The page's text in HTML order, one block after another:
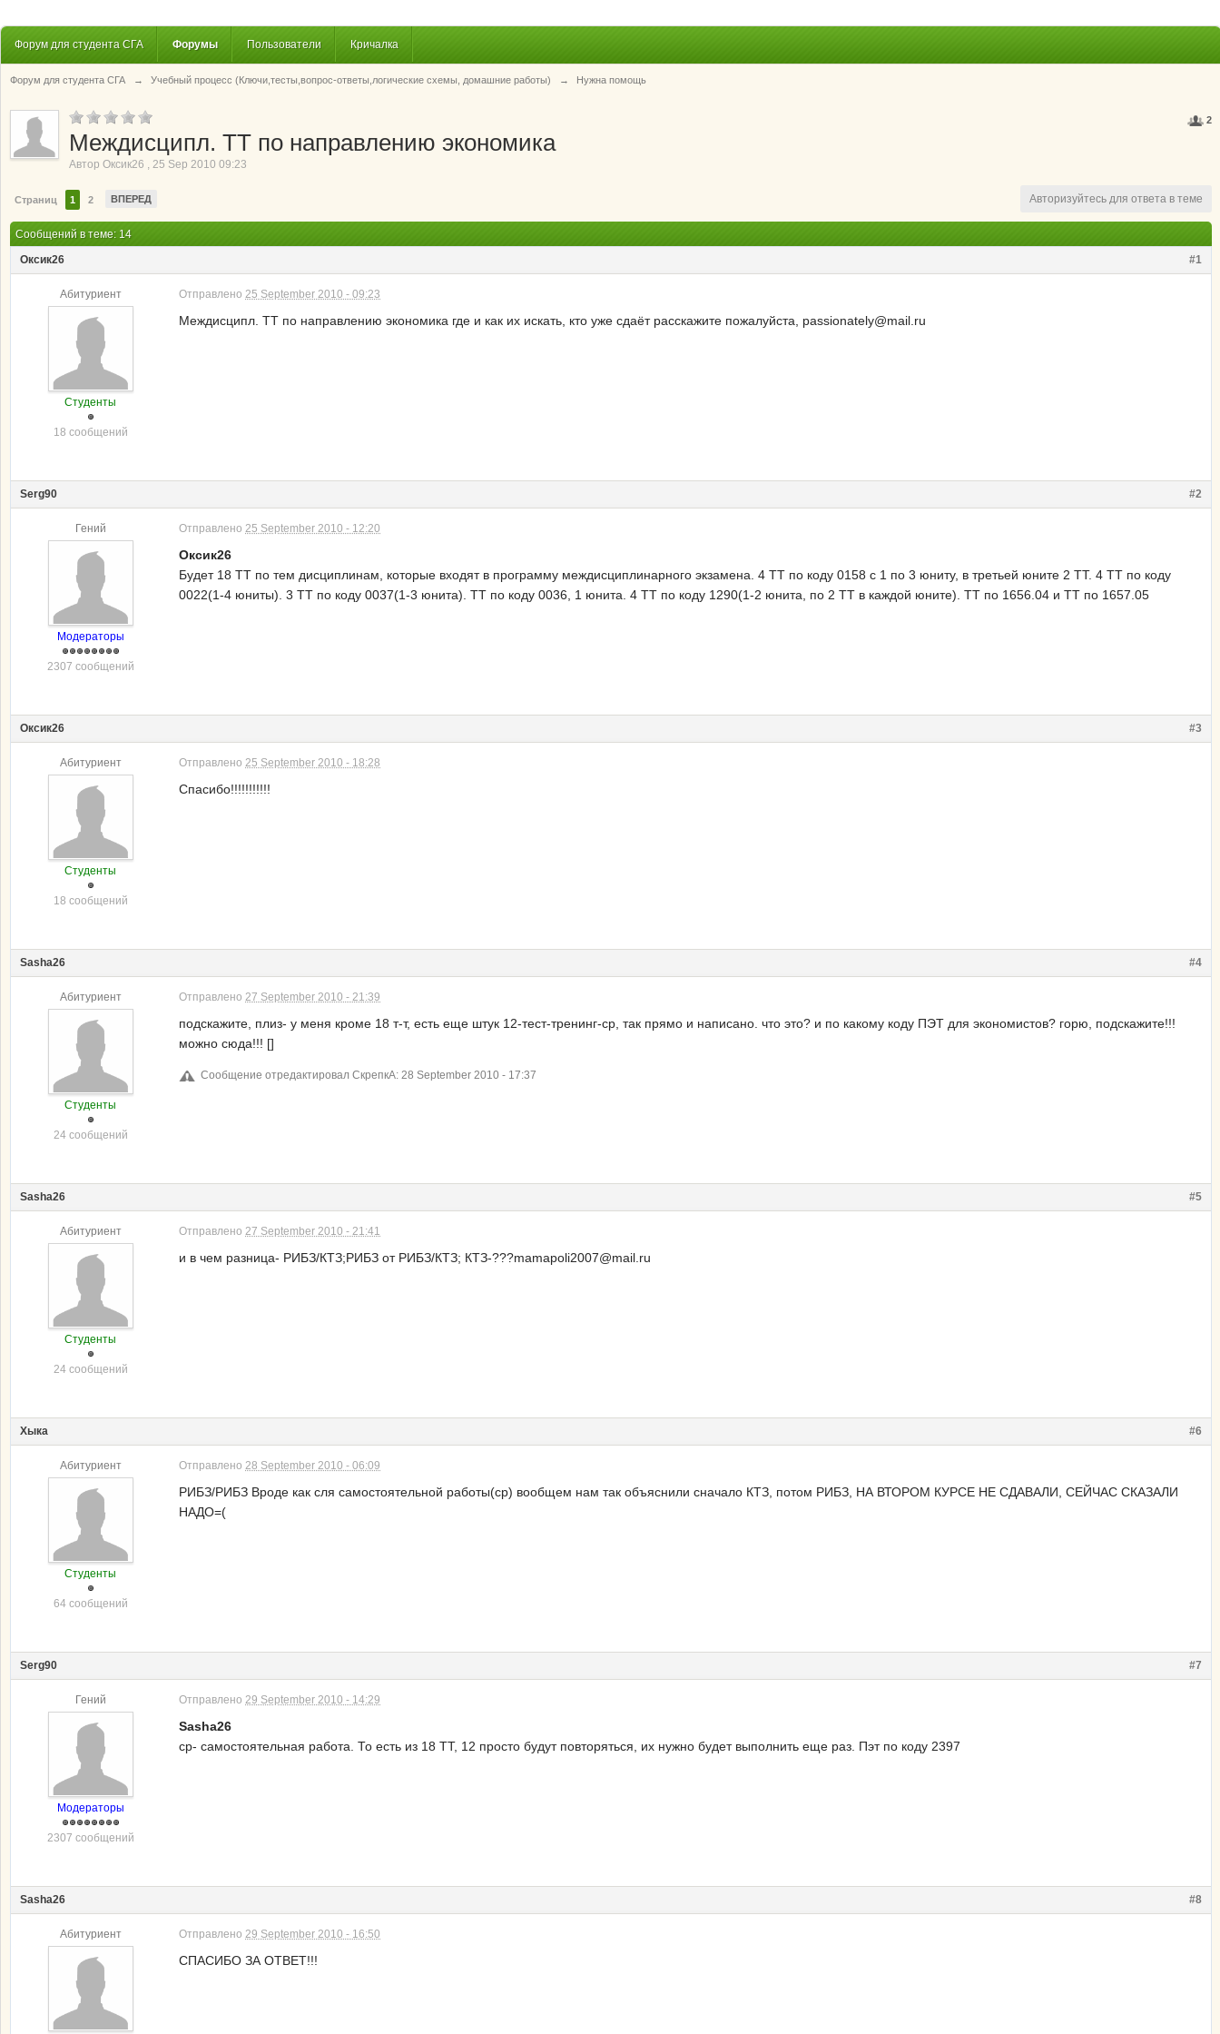
Форум для студента СГА Форумы Пользователи Кричалка
Форум для студента СГА → Учебный процесс (Ключи,тесты,вопрос-ответы,логические схемы, домашние работы) → Нужна помощь
2
Междисципл. ТТ по направлению экономика
Автор Оксик26 , 25 Sep 2010 09:23
Страниц 1 2 ВПЕРЕД Авторизуйтесь для ответа в теме
Сообщений в теме: 14
#1
Оксик26
Абитуриент
Студенты
18 сообщений
Отправлено 25 September 2010 - 09:23
Междисципл. ТТ по направлению экономика где и как их искать, кто уже сдаёт расскажите пожалуйста, passionately@mail.ru
#2
Serg90
Гений
Модераторы
2307 сообщений
Отправлено 25 September 2010 - 12:20
Оксик26
Будет 18 ТТ по тем дисциплинам, которые входят в программу междисциплинарного экзамена. 4 ТТ по коду 0158 с 1 по 3 юниту, в третьей юните 2 ТТ. 4 ТТ по коду
0022(1-4 юниты). 3 ТТ по коду 0037(1-3 юнита). ТТ по коду 0036, 1 юнита. 4 ТТ по коду 1290(1-2 юнита, по 2 ТТ в каждой юните). ТТ по 1656.04 и ТТ по 1657.05
#3
Оксик26
Абитуриент
Студенты
18 сообщений
Отправлено 25 September 2010 - 18:28
Спасибо!!!!!!!!!!!
#4
Sasha26
Абитуриент
Студенты
24 сообщений
Отправлено 27 September 2010 - 21:39
подскажите, плиз- у меня кроме 18 т-т, есть еще штук 12-тест-тренинг-ср, так прямо и написано. что это? и по какому коду ПЭТ для экономистов? горю, подскажите!!!
можно сюда!!! []
Сообщение отредактировал СкрепкА: 28 September 2010 - 17:37
#5
Sasha26
Абитуриент
Студенты
24 сообщений
Отправлено 27 September 2010 - 21:41
и в чем разница- РИБЗ/КТЗ;РИБЗ от РИБЗ/КТЗ; КТЗ-???mamapoli2007@mail.ru
#6
Хыка
Абитуриент
Студенты
64 сообщений
Отправлено 28 September 2010 - 06:09
РИБЗ/РИБЗ Вроде как сля самостоятельной работы(ср) вообщем нам так объяснили сначало КТЗ, потом РИБЗ, НА ВТОРОМ КУРСЕ НЕ СДАВАЛИ, СЕЙЧАС СКАЗАЛИ
НАДО=(
#7
Serg90
Гений
Модераторы
2307 сообщений
Отправлено 29 September 2010 - 14:29
Sasha26
ср- самостоятельная работа. То есть из 18 ТТ, 12 просто будут повторяться, их нужно будет выполнить еще раз. Пэт по коду 2397
#8
Sasha26
Абитуриент Отправлено 29 September 2010 - 16:50
СПАСИБО ЗА ОТВЕТ!!!